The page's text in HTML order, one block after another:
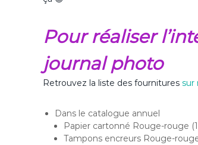
Pour réaliser
journal photo
Retrouvez la liste des fournitures sur
Dans le catalogue annuel
Papier cartonné Rouge-rouge
Tampons encreurs Rouge-